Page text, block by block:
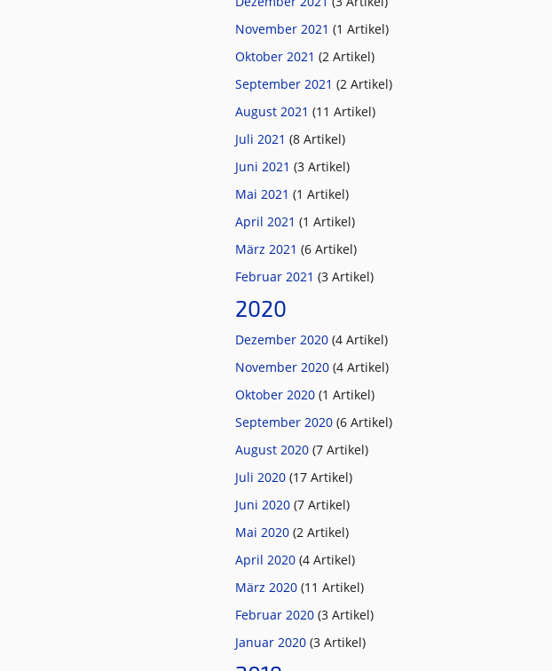
November 2021 (1 Artikel)
Oktober 2021 (2 Artikel)
September 2021 (2 Artikel)
August 2021 (11 Artikel)
Juli 2021 (8 Artikel)
Juni 2021 (3 Artikel)
Mai 2021 (1 Artikel)
April 2021 (1 Artikel)
März 2021 (6 Artikel)
Februar 2021 (3 Artikel)
2020
Dezember 2020 (4 Artikel)
November 2020 (4 Artikel)
Oktober 2020 (1 Artikel)
September 2020 (6 Artikel)
August 2020 (7 Artikel)
Juli 2020 (17 Artikel)
Juni 2020 (7 Artikel)
Mai 2020 (2 Artikel)
April 2020 (4 Artikel)
März 2020 (11 Artikel)
Februar 2020 (3 Artikel)
Januar 2020 (3 Artikel)